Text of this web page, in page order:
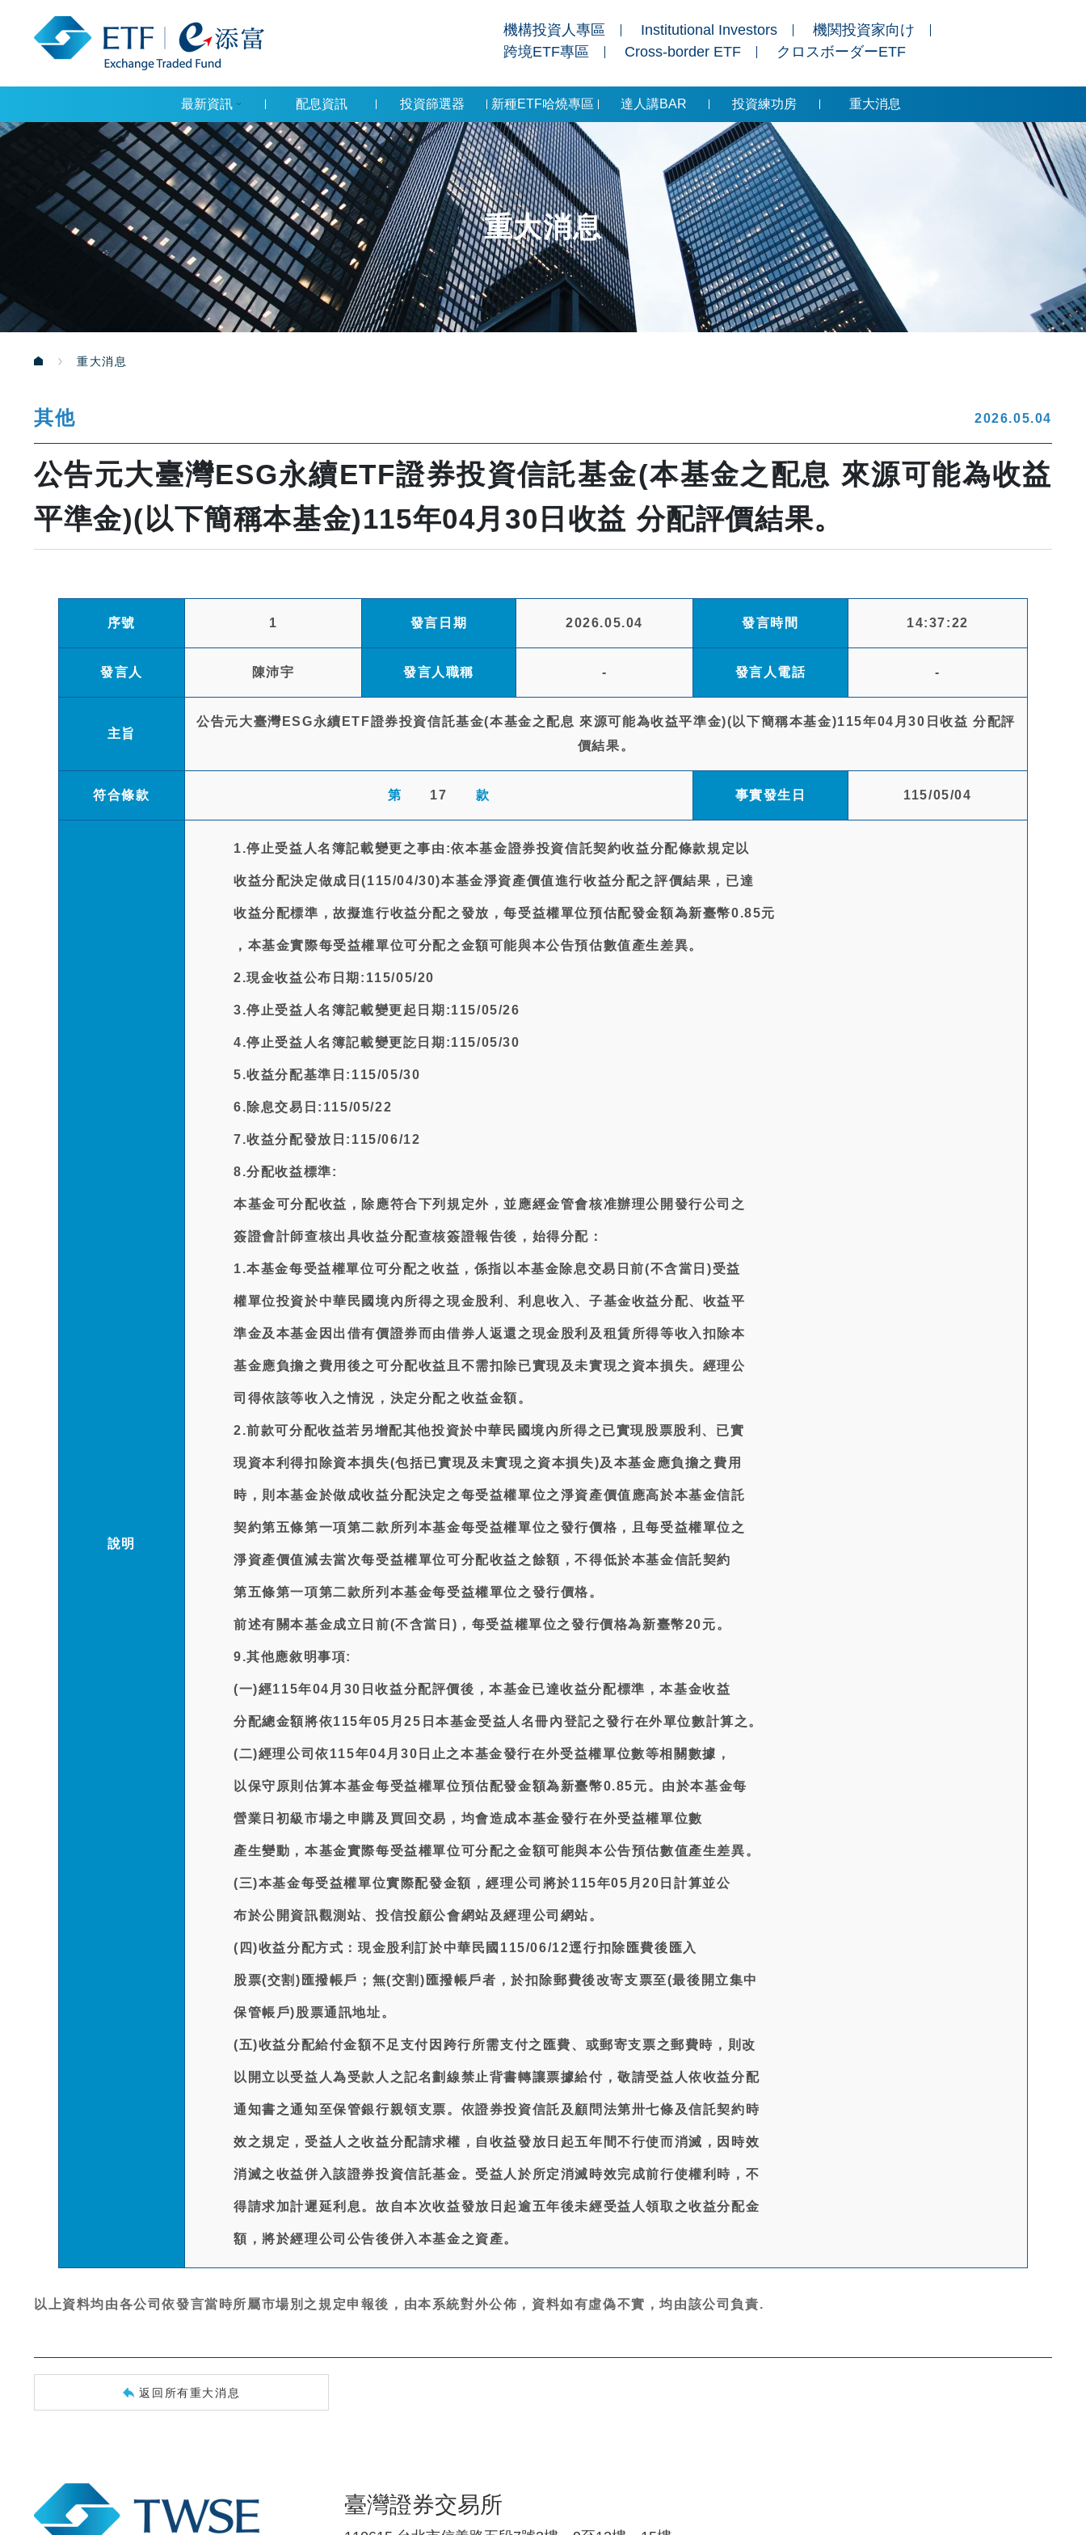
機構投資人專區 Institutional Investors
機関投資家向け
跨境ETF專區
Cross-border ETF クロスボーダーETF
最新資訊 配息資訊 投資篩選器 新種ETF哈燒專區 達人講BAR 投資練功房 重大消息
重大消息
重大消息
其他 2026.05.04
公告元大臺灣ESG永續ETF證券投資信託基金(本基金之配息 來源可能為收益
平準金)(以下簡稱本基金)115年04月30日收益 分配評價結果。
序號 1 發言日期 2026.05.04 發言時間 14:37:22
發言人 陳沛宇 發言人職稱 - 發言人電話 -
主旨
公告元大臺灣ESG永續ETF證券投資信託基金(本基金之配息 來源可能為收益平準金)(以下簡稱本基金)115年04月30日收益 分配評
價結果。
符合條款 第 17 款 事實發生日 115/05/04
說明
1.停止受益人名簿記載變更之事由:依本基金證券投資信託契約收益分配條款規定以
收益分配決定做成日(115/04/30)本基金淨資產價值進行收益分配之評價結果，已達
收益分配標準，故擬進行收益分配之發放，每受益權單位預估配發金額為新臺幣0.85元
，本基金實際每受益權單位可分配之金額可能與本公告預估數值產生差異。
2.現金收益公布日期:115/05/20
3.停止受益人名簿記載變更起日期:115/05/26
4.停止受益人名簿記載變更訖日期:115/05/30
5.收益分配基準日:115/05/30
6.除息交易日:115/05/22
7.收益分配發放日:115/06/12
8.分配收益標準:
本基金可分配收益，除應符合下列規定外，並應經金管會核准辦理公開發行公司之
簽證會計師查核出具收益分配查核簽證報告後，始得分配：
1.本基金每受益權單位可分配之收益，係指以本基金除息交易日前(不含當日)受益
權單位投資於中華民國境內所得之現金股利、利息收入、子基金收益分配、收益平
準金及本基金因出借有價證券而由借券人返還之現金股利及租賃所得等收入扣除本
基金應負擔之費用後之可分配收益且不需扣除已實現及未實現之資本損失。經理公
司得依該等收入之情況，決定分配之收益金額。
2.前款可分配收益若另增配其他投資於中華民國境內所得之已實現股票股利、已實
現資本利得扣除資本損失(包括已實現及未實現之資本損失)及本基金應負擔之費用
時，則本基金於做成收益分配決定之每受益權單位之淨資產價值應高於本基金信託
契約第五條第一項第二款所列本基金每受益權單位之發行價格，且每受益權單位之
淨資產價值減去當次每受益權單位可分配收益之餘額，不得低於本基金信託契約
第五條第一項第二款所列本基金每受益權單位之發行價格。
前述有關本基金成立日前(不含當日)，每受益權單位之發行價格為新臺幣20元。
9.其他應敘明事項:
(一)經115年04月30日收益分配評價後，本基金已達收益分配標準，本基金收益
分配總金額將依115年05月25日本基金受益人名冊內登記之發行在外單位數計算之。
(二)經理公司依115年04月30日止之本基金發行在外受益權單位數等相關數據，
以保守原則估算本基金每受益權單位預估配發金額為新臺幣0.85元。由於本基金每
營業日初級市場之申購及買回交易，均會造成本基金發行在外受益權單位數
產生變動，本基金實際每受益權單位可分配之金額可能與本公告預估數值產生差異。
(三)本基金每受益權單位實際配發金額，經理公司將於115年05月20日計算並公
布於公開資訊觀測站、投信投顧公會網站及經理公司網站。
(四)收益分配方式：現金股利訂於中華民國115/06/12逕行扣除匯費後匯入
股票(交割)匯撥帳戶；無(交割)匯撥帳戶者，於扣除郵費後改寄支票至(最後開立集中
保管帳戶)股票通訊地址。
(五)收益分配給付金額不足支付因跨行所需支付之匯費、或郵寄支票之郵費時，則改
以開立以受益人為受款人之記名劃線禁止背書轉讓票據給付，敬請受益人依收益分配
通知書之通知至保管銀行親領支票。依證券投資信託及顧問法第卅七條及信託契約時
效之規定，受益人之收益分配請求權，自收益發放日起五年間不行使而消滅，因時效
消滅之收益併入該證券投資信託基金。受益人於所定消滅時效完成前行使權利時，不
得請求加計遲延利息。故自本次收益發放日起逾五年後未經受益人領取之收益分配金
額，將於經理公司公告後併入本基金之資產。
以上資料均由各公司依發言當時所屬市場別之規定申報後，由本系統對外公佈，資料如有虛偽不實，均由該公司負責.
返回所有重大消息
臺灣證券交易所